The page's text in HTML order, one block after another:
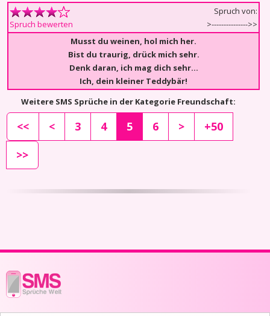
Spruch bewerten
Spruch von:
>--------------->>
Musst du weinen, hol mich her.
Bist du traurig, drück mich sehr.
Denk daran, ich mag dich sehr...
Ich, dein kleiner Teddybär!
Weitere SMS Sprüche in der Kategorie Freundschaft:
<< < 3 4 5 6 >
+50
>>